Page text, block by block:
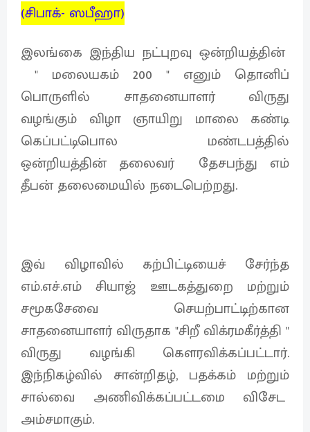
(சிபாக்- ஸபீஹா)
இலங்கை இந்திய நட்புறவு ஒன்றியத்தின்
" மலையகம் 200 " எனும் தொனிப்
பொருளில் சாதனையாளர் விருது
வழங்கும் விழா ஞாயிறு மாலை கண்டி
கெப்பட்டிபொல மண்டபத்தில்
ஒன்றியத்தின் தலைவர் தேசபந்து எம்
தீபன் தலைமையில் நடைபெற்றது.
இவ் விழாவில் கற்பிட்டியைச் சேர்ந்த
எம்.எச்.எம் சியாஜ் ஊடகத்துறை மற்றும்
சமூகசேவை செயற்பாட்டிற்கான
சாதனையாளர் விருதாக "சிறீ விக்ரமகீர்த்தி "
விருது வழங்கி கௌரவிக்கப்பட்டார்.
இந்நிகழ்வில் சான்றிதழ், பதக்கம் மற்றும்
சால்வை அணிவிக்கப்பட்டமை விசேட
அம்சமாகும்.